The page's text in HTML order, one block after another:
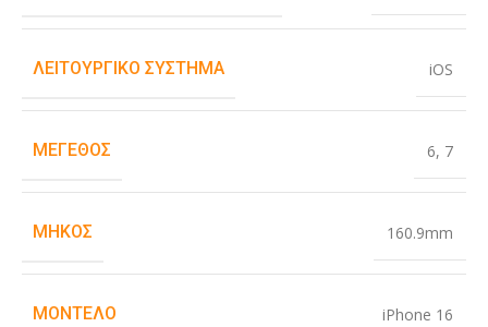
ΛΕΙΤΟΥΡΓΙΚΌ ΣΎΣΤΗΜΑ iOS
ΜΈΓΕΘΟΣ 6, 7
ΜΉΚΟΣ 160.9mm
ΜΟΝΤΈΛΟ iPhone 16